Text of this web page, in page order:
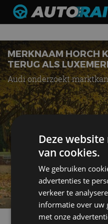
Podcast
Autotests
Automerken
Adverteren
Nieuws
MERKNAAM HORCH
TERUG ALS
Audi onderzoekt
Deze
van cookies.
We gebruiken
advertenties te
verkeer te
informatie over uw
met onze